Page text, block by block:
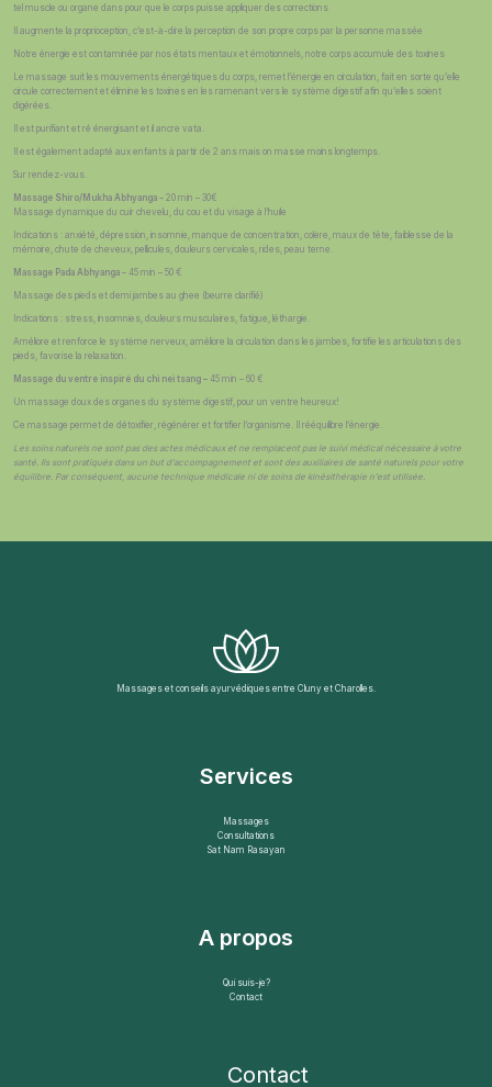
tel muscle ou organe dans pour que le corps puisse appliquer des corrections
Il augmente la proprioception, c’est-à-dire la perception de son propre corps par la personne massée
Notre énergie est contaminée par nos états mentaux et émotionnels, notre corps accumule des toxines
Le massage suit les mouvements énergétiques du corps, remet l’énergie en circulation, fait en sorte qu’elle
circule correctement et élimine les toxines en les ramenant vers le système digestif afin qu’elles soient
digérées.
Il est purifiant et ré énergisant et il ancre vata.
Il est également adapté aux enfants à partir de 2 ans mais on masse moins longtemps.
Sur rendez-vous.
Massage Shiro/Mukha Abhyanga– 20 min – 30€
Massage dynamique du cuir chevelu, du cou et du visage à l’huile
Indications : anxiété, dépression, insomnie, manque de concentration, colère, maux de tête, faiblesse de la
mémoire, chute de cheveux, pellicules, douleurs cervicales, rides, peau terne.
Massage Pada Abhyanga– 45 min – 50 €
Massage des pieds et demi jambes au ghee (beurre clarifié)
Indications : stress, insomnies, douleurs musculaires, fatigue, léthargie.
Améliore et renforce le système nerveux, améliore la circulation dans les jambes, fortifie les articulations des
pieds, favorise la relaxation.
Massage du ventre inspiré du chi nei tsang – 45 min – 60 €
Un massage doux des organes du système digestif, pour un ventre heureux!
Ce massage permet de détoxifier, régénérer et fortifier l’organisme. Il rééquilibre l’énergie.
Les soins naturels ne sont pas des actes médicaux et ne remplacent pas le suivi médical nécessaire à votre
santé. Ils sont pratiqués dans un but d’accompagnement et sont des auxiliaires de santé naturels pour votre
équilibre. Par conséquent, aucune technique médicale ni de soins de kinésithérapie n’est utilisée.
Massages et conseils ayurvédiques entre Cluny et Charolles.
Services
Massages
Consultations
Sat Nam Rasayan
A propos
Qui suis-je?
Contact
Contact